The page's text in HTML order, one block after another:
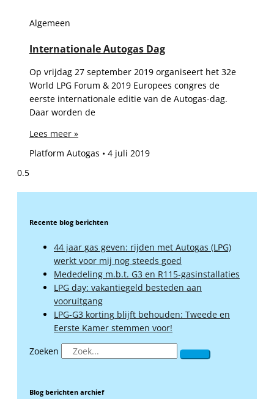
Algemeen
Internationale Autogas Dag
Op vrijdag 27 september 2019 organiseert het 32e
World LPG Forum & 2019 Europees congres de
eerste internationale editie van de Autogas-dag.
Daar worden de
Lees meer »
Platform Autogas
4 juli 2019
Recente blog berichten
44 jaar gas geven: rijden met Autogas (LPG)
werkt voor mij nog steeds goed
Mededeling m.b.t. G3 en R115-gasinstallaties
LPG day: vakantiegeld besteden aan
vooruitgang
LPG-G3 korting blijft behouden: Tweede en
Eerste Kamer stemmen voor!
Zoeken
Blog berichten archief